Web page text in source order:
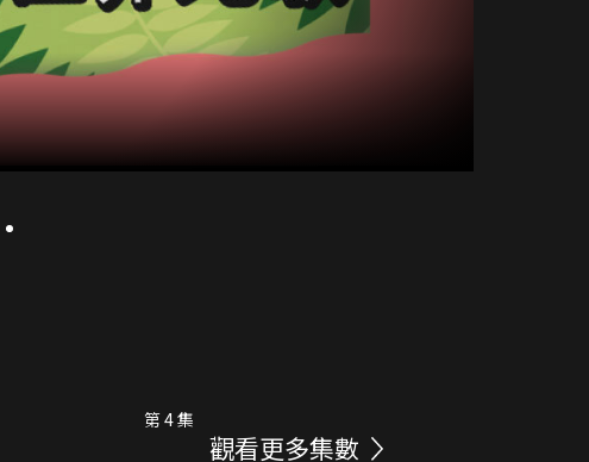
第 4 集
觀看更多集數